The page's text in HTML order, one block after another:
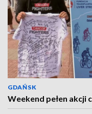
GDAŃSK
Weekend pełen akcji